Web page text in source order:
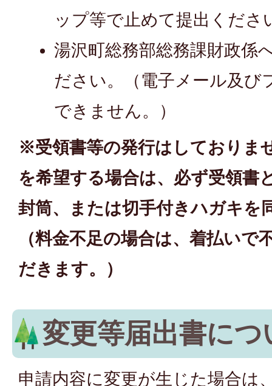
ップ等で止めて提出くださ
湯沢町総務部総務課財政係
ださい。（電子メール及び
できません。）
※受領書等の発行はしておりま
を希望する場合は、必ず受領書
封筒、または切手付きハガキを
（料金不足の場合は、着払いで
だきます。）
変更等届出書につ
申請内容に変更が生じた場合は